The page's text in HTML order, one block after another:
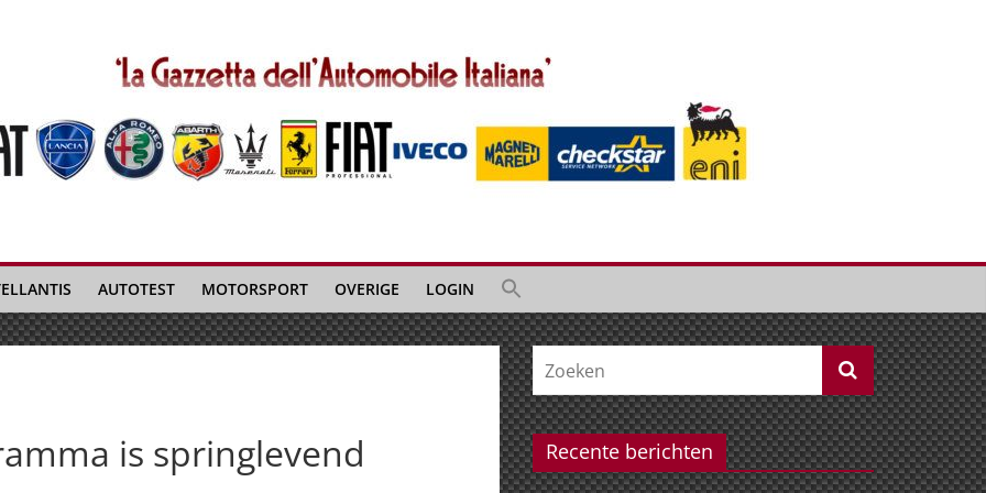
AUTOTEST MOTORSPORT OVERIGE LOGIN
is springlevend Recente berichten